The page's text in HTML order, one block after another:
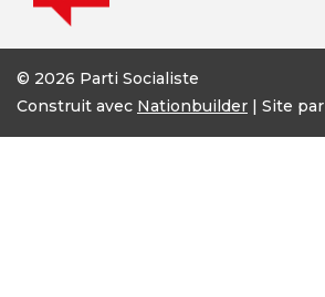
© 2026 Parti Socialiste
Construit avec Nationbuilder | Site par